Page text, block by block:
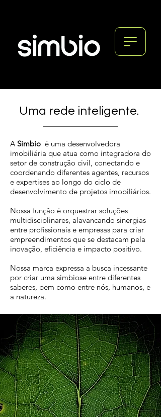
Uma rede inteligente.
A Simbio é uma desenvolvedora
imobiliária que atua como integradora do
setor de construção civil, conectando e
coordenando diferentes agentes, recursos
e expertises ao longo do ciclo de
desenvolvimento de projetos imobiliários.
Nossa função é orquestrar soluções
multidisciplinares, alavancando sinergias
entre profissionais e empresas para criar
empreendimentos que se destacam pela
inovação, eficiência e impacto positivo.
Nossa marca expressa a busca incessante
por criar uma simbiose entre diferentes
saberes, bem como entre nós, humanos, e
a natureza.